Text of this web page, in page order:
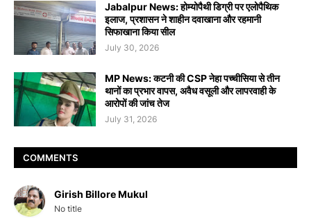
Jabalpur News: होम्योपैथी डिग्री पर एलोपैथिक
इलाज, प्रशासन ने शाहीन दवाखाना और रहमानी
सिफाखाना किया सील
July 30, 2026
MP News: कटनी की CSP नेहा पच्चीसिया से तीन
थानों का प्रभार वापस, अवैध वसूली और लापरवाही के
आरोपों की जांच तेज
July 31, 2026
COMMENTS
Girish Billore Mukul
No title